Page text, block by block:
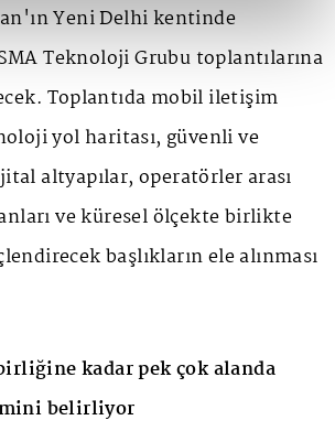
Yeni Delhi kentinde
Teknoloji Grubu toplantılarına
Toplantıda mobil iletişim
yol haritası, güvenli ve
altyapılar, operatörler arası
ve küresel ölçekte birlikte
başlıkların ele alınması
kadar pek çok alanda
belirliyor